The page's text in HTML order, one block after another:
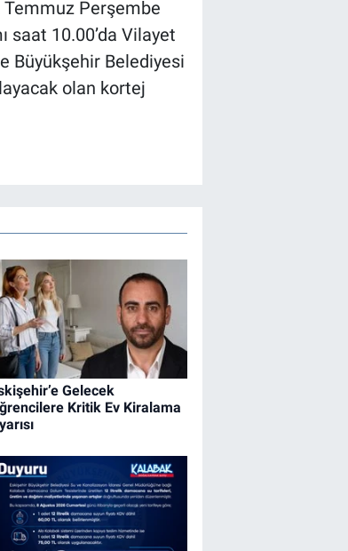
Perşembe
saat 10.00’da Vilayet
Büyükşehir Belediyesi
olan kortej
Gelecek
Kritik Ev Kiralama